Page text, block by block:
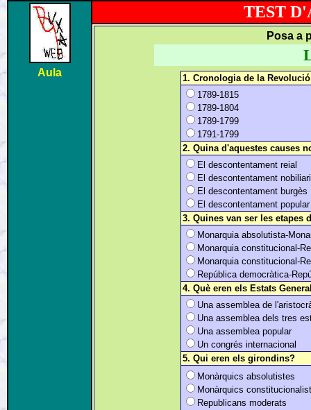
Aula
TEST
Posa a
1. Cronologia de la
1789-1815
1789-1804
1789-1799
1791-1799
2. Quina d'aquestes causes
El descontentament reial
El descontentament nobiliari
El descontentament burgès
El descontentament popular
3. Quines van ser les etapes
Monarquia absolutista-
Monarquia constitucional-
Monarquia constitucional-
República democràtica-
4. Què eren els Estats
Una assemblea de
Una assemblea dels tres
Una assemblea popular
Un congrés internacional
5. Qui eren els girondins?
Monàrquics absolutistes
Monàrquics
Republicans moderats